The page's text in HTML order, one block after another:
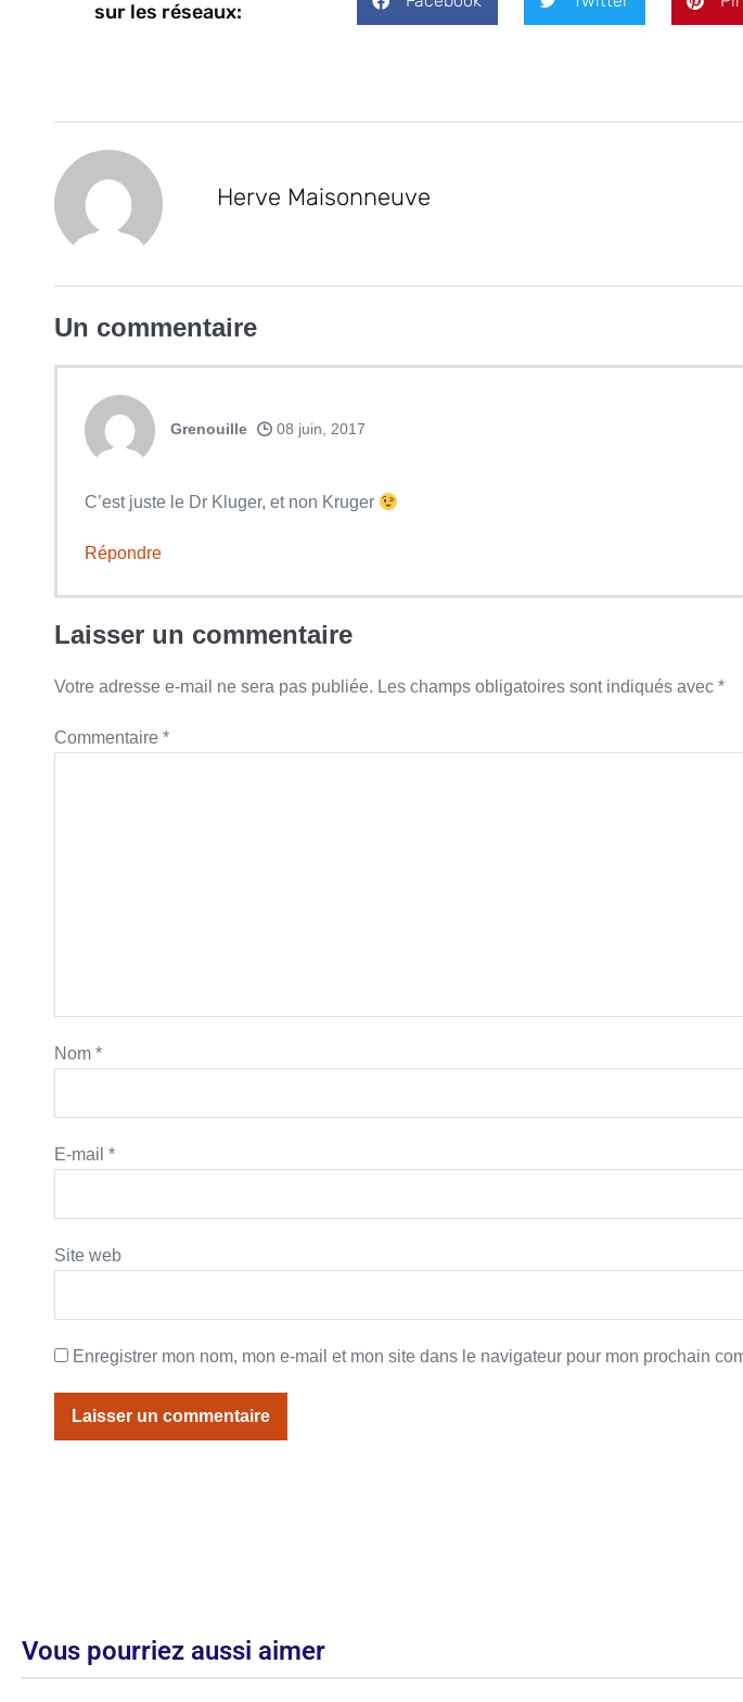
sur les réseaux:
Herve Maisonneuve
Un commentaire
Grenouille 08 juin, 2017
C’est juste le Dr Kluger, et non Kruger
Répondre
Laisser un commentaire
Votre adresse e-mail ne sera pas publiée. Les champs obligatoires sont indiqués avec *
Commentaire *
Nom *
E-mail *
Site web
Enregistrer mon nom, mon e-mail et mon site dans le navigateur pour mon prochain
Vous pourriez aussi aimer